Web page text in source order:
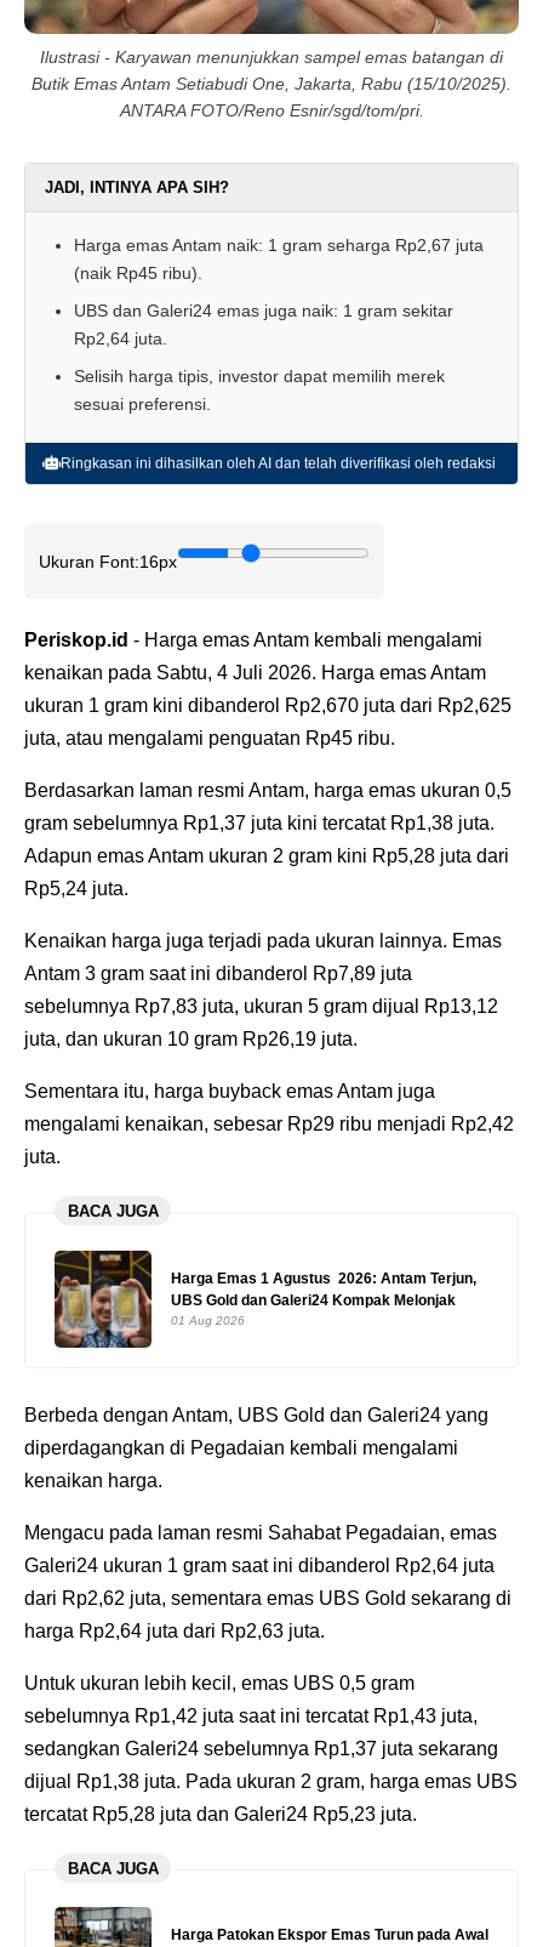
Ilustrasi - Karyawan menunjukkan sampel emas batangan di
Butik Emas Antam Setiabudi One, Jakarta, Rabu (15/10/2025).
ANTARA FOTO/Reno Esnir/sgd/tom/pri.
JADI, INTINYA APA SIH?
Harga emas Antam naik: 1 gram seharga Rp2,67 juta
(naik Rp45 ribu).
UBS dan Galeri24 emas juga naik: 1 gram sekitar
Rp2,64 juta.
Selisih harga tipis, investor dapat memilih merek
sesuai preferensi.
Ringkasan ini dihasilkan oleh AI dan telah diverifikasi oleh redaksi
Ukuran Font:16px
Periskop.id - Harga emas Antam kembali mengalami
kenaikan pada Sabtu, 4 Juli 2026. Harga emas Antam
ukuran 1 gram kini dibanderol Rp2,670 juta dari Rp2,625
juta, atau mengalami penguatan Rp45 ribu.
Berdasarkan laman resmi Antam, harga emas ukuran 0,5
gram sebelumnya Rp1,37 juta kini tercatat Rp1,38 juta.
Adapun emas Antam ukuran 2 gram kini Rp5,28 juta dari
Rp5,24 juta.
Kenaikan harga juga terjadi pada ukuran lainnya. Emas
Antam 3 gram saat ini dibanderol Rp7,89 juta
sebelumnya Rp7,83 juta, ukuran 5 gram dijual Rp13,12
juta, dan ukuran 10 gram Rp26,19 juta.
Sementara itu, harga buyback emas Antam juga
mengalami kenaikan, sebesar Rp29 ribu menjadi Rp2,42
juta.
BACA JUGA
Harga Emas 1 Agustus 2026: Antam Terjun,
UBS Gold dan Galeri24 Kompak Melonjak
01 Aug 2026
Berbeda dengan Antam, UBS Gold dan Galeri24 yang
diperdagangkan di Pegadaian kembali mengalami
kenaikan harga.
Mengacu pada laman resmi Sahabat Pegadaian, emas
Galeri24 ukuran 1 gram saat ini dibanderol Rp2,64 juta
dari Rp2,62 juta, sementara emas UBS Gold sekarang di
harga Rp2,64 juta dari Rp2,63 juta.
Untuk ukuran lebih kecil, emas UBS 0,5 gram
sebelumnya Rp1,42 juta saat ini tercatat Rp1,43 juta,
sedangkan Galeri24 sebelumnya Rp1,37 juta sekarang
dijual Rp1,38 juta. Pada ukuran 2 gram, harga emas UBS
tercatat Rp5,28 juta dan Galeri24 Rp5,23 juta.
BACA JUGA
Harga Patokan Ekspor Emas Turun pada Awal